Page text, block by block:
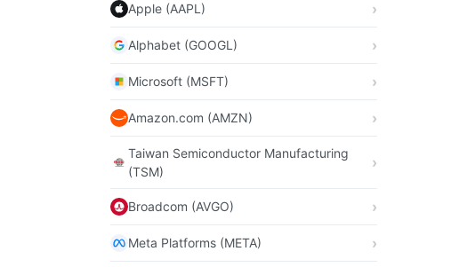
Apple (AAPL)
Alphabet (GOOGL)
Microsoft (MSFT)
Amazon.com (AMZN)
Taiwan Semiconductor Manufacturing
(TSM)
Broadcom (AVGO)
Meta Platforms (META)